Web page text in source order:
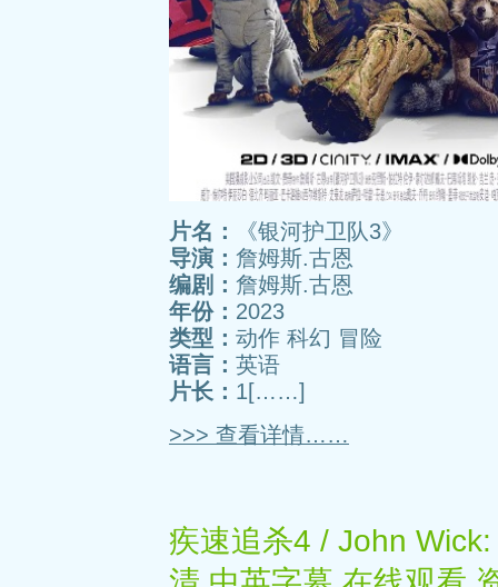
片名：
《银河护卫队3》
导演： 詹姆斯.古恩
编剧： 詹姆斯.古恩
年份： 2023
类型： 动作 科幻 冒险
语言： 英语
片长： 1[……]
>>> 查看详情……
疾速追杀4 / John